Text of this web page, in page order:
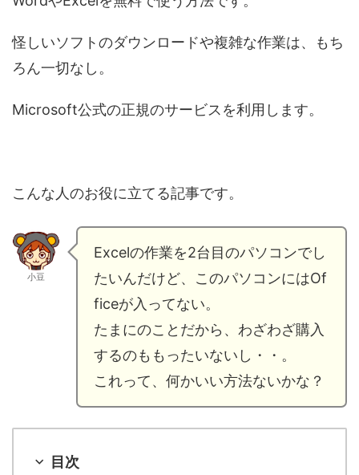
怪しいソフトのダウンロードや複雑な作業は、もち
ろん一切なし。
Microsoft公式の正規のサービスを利用します。
こんな人のお役に立てる記事です。
小豆
Excelの作業を2台目のパソコンでし
たいんだけど、このパソコンにはOf
ficeが入ってない。
たまにのことだから、わざわざ購入
するのももったいないし・・。
これって、何かいい方法ないかな？
目次